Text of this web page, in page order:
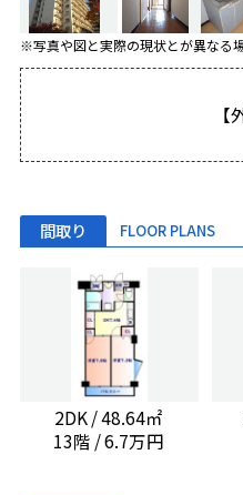
※写真や図と実際の現状とが異なる
【
間取り FLOOR PLANS
2DK / 48.64㎡
13階 / 6.7万円